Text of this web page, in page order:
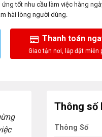
tốt nhu cầu làm việc hàng
hài lòng người dùng.
Thanh toán
Thông số
Thông Số